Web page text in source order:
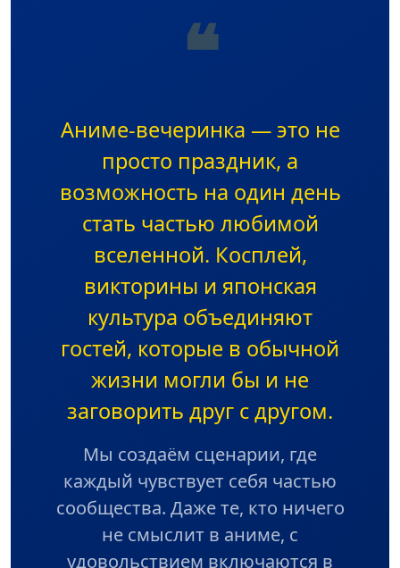
❝
Аниме-вечеринка — это не
просто праздник, а
возможность на один день
стать частью любимой
вселенной. Косплей,
викторины и японская
культура объединяют
гостей, которые в обычной
жизни могли бы и не
заговорить друг с другом.
Мы создаём сценарии, где
каждый чувствует себя частью
сообщества. Даже те, кто ничего
не смыслит в аниме, с
удовольствием включаются в